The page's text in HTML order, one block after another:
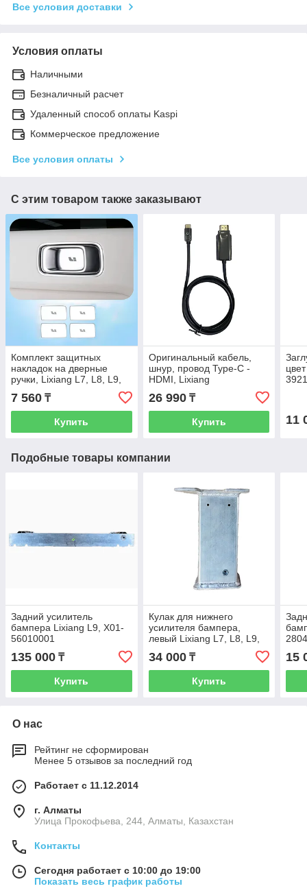
Все условия доставки
Условия оплаты
Наличными
Безналичный расчет
Удаленный способ оплаты Kaspi
Коммерческое предложение
Все условия оплаты
С этим товаром также заказывают
Комплект защитных
накладок на дверные
ручки, Lixiang L7, L8, L9,
серебристого цвета
7 560 ₸
Купить
Оригинальный кабель,
шнур, провод Type-C -
HDMI, Lixiang
26 990₸
Купить 11
Подобные товары компании
Задний усилитель
бампера Lixiang L9, X01-
56010001
135 000 ₸
Купить
Кулак для нижнего
усилителя бампера,
левый Lixiang L7, L8, L9,
34 000₸
Купить
15
О нас
Рейтинг не сформирован
Менее 5 отзывов за последний год
Работает с 11.12.2014
г. Алматы
​Улица Прокофьева, 244, Алматы, Казахстан
Контакты
Сегодня работает с 10:00 до 19:00
Показать весь график работы